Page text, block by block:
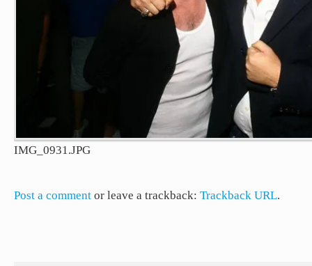
IMG_0931.JPG
Post a comment or leave a trackback: Trackback URL.